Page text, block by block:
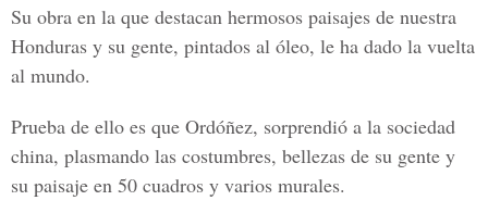
Su obra en la que destacan hermosos paisajes de nuestra
Honduras y su gente, pintados al óleo, le ha dado la vuelta
al mundo.
Prueba de ello es que Ordóñez, sorprendió a la sociedad
china, plasmando las costumbres, bellezas de su gente y
su paisaje en 50 cuadros y varios murales.